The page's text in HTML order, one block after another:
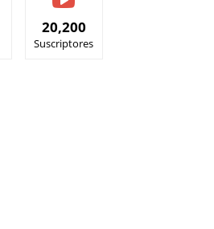
20,200
Suscriptores